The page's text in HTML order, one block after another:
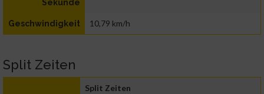
Sekunde
Geschwindigkeit 10,79 km/h
Split Zeiten
Split Zeiten